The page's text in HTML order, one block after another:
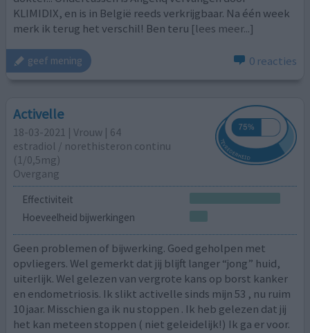
KLIMIDIX, en is in België reeds verkrijgbaar. Na één week
merk ik terug het verschil! Ben teru [lees meer...]
geef mening 0 reacties
Activelle
18-03-2021 | Vrouw | 64
estradiol / norethisteron continu
(1/0,5mg)
Overgang
Effectiviteit
Hoeveelheid bijwerkingen
Geen problemen of bijwerking. Goed geholpen met
opvliegers. Wel gemerkt dat jij blijft langer “jong” huid,
uiterlijk. Wel gelezen van vergrote kans op borst kanker
en endometriosis. Ik slikt activelle sinds mijn 53 , nu ruim
10 jaar. Misschien ga ik nu stoppen . Ik heb gelezen dat jij
het kan meteen stoppen ( niet geleidelijk!) Ik ga er voor.